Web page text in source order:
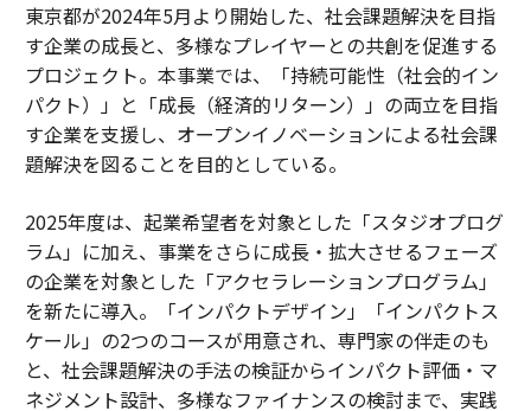
東京都が2024年5月より開始した、社会課題解決を目指
す企業の成長と、多様なプレイヤーとの共創を促進する
プロジェクト。本事業では、「持続可能性（社会的イン
パクト）」と「成長（経済的リターン）」の両立を目指
す企業を支援し、オープンイノベーションによる社会課
題解決を図ることを目的としている。
2025年度は、起業希望者を対象とした「スタジオプログ
ラム」に加え、事業をさらに成長・拡大させるフェーズ
の企業を対象とした「アクセラレーションプログラム」
を新たに導入。「インパクトデザイン」「インパクトス
ケール」の2つのコースが用意され、専門家の伴走のも
と、社会課題解決の手法の検証からインパクト評価・マ
ネジメント設計、多様なファイナンスの検討まで、実践